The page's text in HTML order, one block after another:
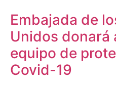
Embajada de
Unidos donará
equipo de
Covid-19